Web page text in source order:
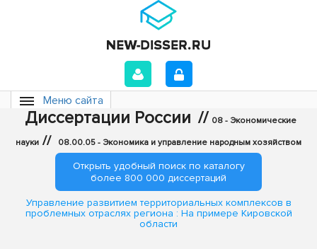
Меню сайта
Диссертации России // 08 - Экономические
науки // 08.00.05 - Экономика и управление народным хозяйством
Открыть удобный поиск по каталогу
более 800 000 диссертаций
Управление развитием территориальных комплексов в
проблемных отраслях региона : На примере Кировской
области